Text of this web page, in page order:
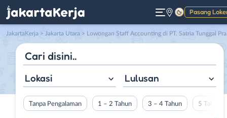
Pasang
Gelap
JakartaKerja > Jakarta Utara > Lowongan Staff Accounting di PT. Satria Tunggal Prakarsa
Lokasi Lulusan
Tanpa Pengalaman 1 – 2 Tahun 3 – 4 Tahun 5 Tahun